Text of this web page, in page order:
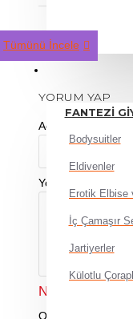
Tümünü İncele
FANTEZI
Bodysuitler
Eldivenler
Erotik Elbise
İç Çamaşır
Jartiyerler
Külotlu
ÜRÜN
YORUM YAP
Adınız
Yorumunuz
Not:
Oylama